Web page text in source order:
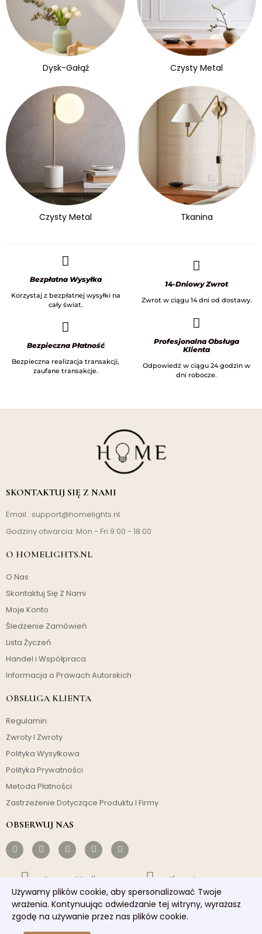
Dysk-Gałąź Czysty Metal
Czysty Metal Tkanina
Bezpłatna Wysyłka
Korzystaj z bezpłatnej wysyłki na
cały świat.
14-Dniowy Zwrot
Zwrot w ciągu 14 dni od dostawy.
Bezpieczna Płatność
Bezpieczna realizacja transakcji,
zaufane transakcje.
Profesjonalna Obsługa
Klienta
Odpowiedź w ciągu 24 godzin w
dni robocze.
SKONTAKTUJ SIĘ Z NAMI
Email : support@homelights.nl
Godziny otwarcia: Mon - Fri 9:00 - 18:00
O HOMELIGHTS.NL
O Nas
Skontaktuj Się Z Nami
Moje Konto
Śledzenie Zamówień
Lista Życzeń
Handel i Współpraca
Informacja o Prawach Autorskich
OBSŁUGA KLIENTA
Regulamin
Zwroty I Zwroty
Polityka Wysyłkowa
Polityka Prywatności
Metoda Płatności
Zastrzeżenie Dotyczące Produktu I Firmy
OBSERWUJ NAS
Darmowa Wysyłka Ekonomiczny
Szybka Wysyłka Dobra Obsługa
Używamy plików cookie, aby spersonalizować Twoje
wrażenia. Kontynuując odwiedzanie tej witryny, wyrażasz
zgodę na używanie przez nas plików cookie.